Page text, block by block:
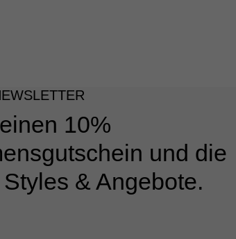
10%
und die
& Angebote.